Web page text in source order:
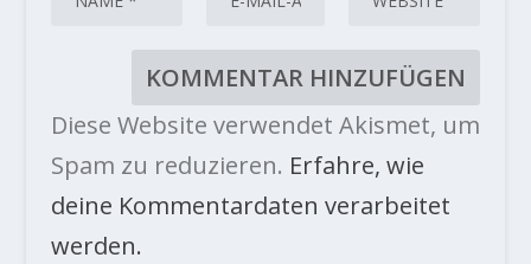
Diese Website verwendet Akismet, um
Spam zu reduzieren. Erfahre, wie
deine Kommentardaten verarbeitet
werden.